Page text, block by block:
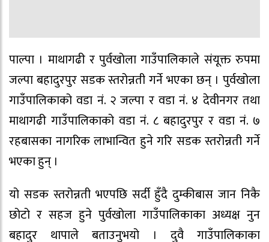
पाल्पा । माथागढी र पुर्वखोला गाउँपालिकाले संयूक्त रुपमा
जल्पा बहादुरपुर सडक स्तरोन्नती गर्ने भएका छन् । पुर्वखोला
गाउँपालिकाको वडा नं. २ जल्पा र वडा नं. ४ देवीनगर तथा
माथागढी गाउँपालिकाको वडा नं. ८ बहादुरपुर र वडा नं. ७
रहबासका नागरिक लाभान्वित हुने गरि सडक स्तरोन्नती गर्ने
भएका हुन् ।
यो सडक स्तरोन्नती भएपछि सर्दी हुँदै दुम्कीबास जान निकै
छोटो र सहज हुने पुर्वखोला गाउँपालिकाका अध्यक्ष नुन
बहादुर थापाले बताउनुभयो । दुवै गाउँपालिकाका